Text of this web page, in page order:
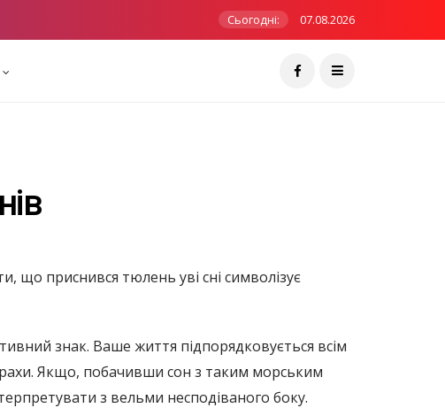
Сьогодні: 07.08.2026
приснився тюлень уві сні символізує
знак. Ваше життя підпорядковується всім
Якщо, побачивши сон з таким морським
з вельми несподіваного боку.